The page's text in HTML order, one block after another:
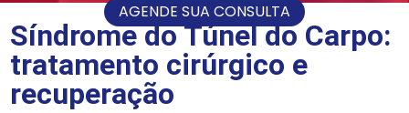
Artigos Científicos
AGENDE SUA CONSULTA
Síndrome do Túnel do Carpo:
tratamento cirúrgico e
recuperação